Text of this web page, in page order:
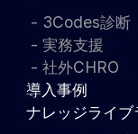
3Codes診断
実務支援
社外CHRO
導入事例
ナレッジライブ